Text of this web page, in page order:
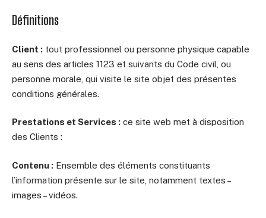
Définitions
Client : tout professionnel ou personne physique capable
au sens des articles 1123 et suivants du Code civil, ou
personne morale, qui visite le site objet des présentes
conditions générales.
Prestations et Services : ce site web met à disposition
des Clients :
Contenu : Ensemble des éléments constituants
l’information présente sur le site, notamment textes –
images – vidéos.